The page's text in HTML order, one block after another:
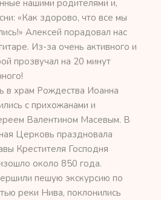
нашими родителями и,
«Как здорово, что все мы
Алексей порадовал нас
Из-за очень активного и
прозвучал на 20 минут
в храм Рождества Иоанна
с прихожанами и
Валентином Масевым. В
Церковь праздновала
Крестителя Господня
около 850 года.
пешую экскурсию по
реки Нива, поклонились